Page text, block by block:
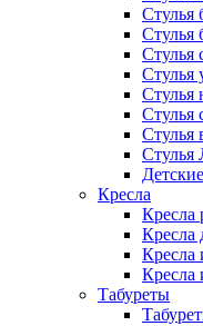
Стулья
Стулья
Стулья
Стулья
Стулья
Стулья
Стулья
Стулья
Кресла
Кресла
Кресла
Кресла
Кресла
Табуреты